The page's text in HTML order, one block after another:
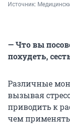
Источник:
— Что вы
похудеть,
Различные
вызывая
приводить к
чем